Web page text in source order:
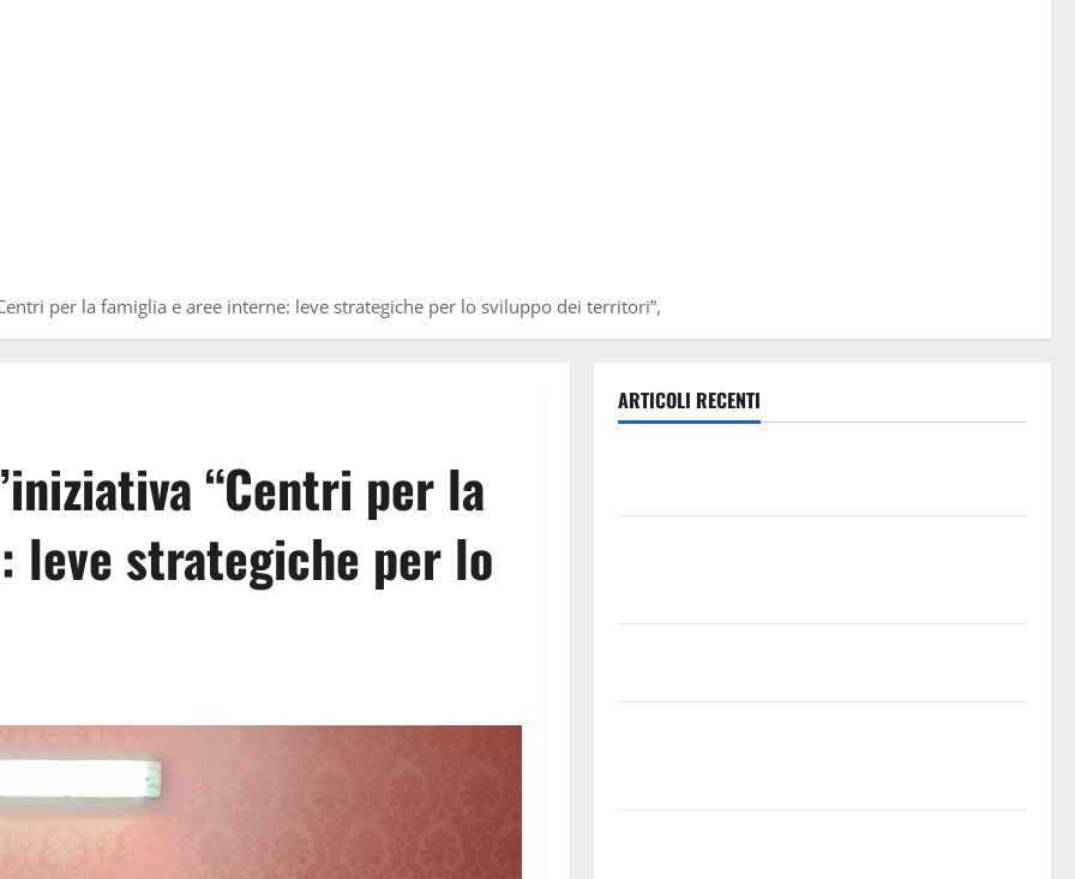
per la famiglia e aree interne: leve strategiche per lo sviluppo dei territori”,
“Centri per la
leve strategiche per lo
ARTICOLI RECENTI